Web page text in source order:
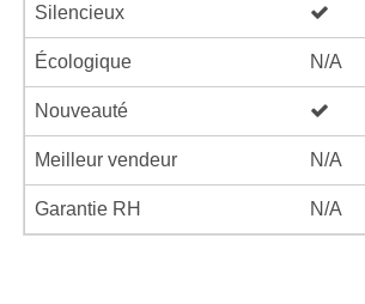
Silencieux
Écologique N/A
Nouveauté
Meilleur vendeur N/A
Garantie RH N/A